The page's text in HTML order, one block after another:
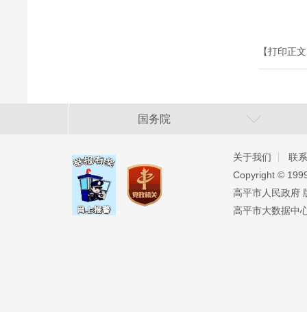
【打印正
国务院
关于我们
联
Copyright ©️
高平市人民政府
高平市大数据